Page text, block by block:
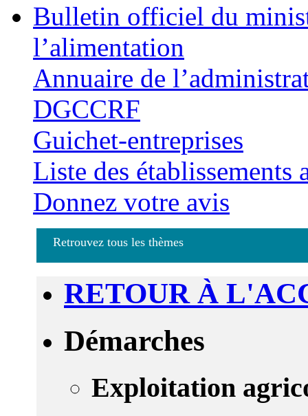
Bulletin officiel du
l’alimentation
Annuaire de
DGCCRF
Guichet-entreprises
Liste des établissements
Donnez votre avis
Retrouvez tous les thèmes
RETOUR À
Démarches
Exploitation